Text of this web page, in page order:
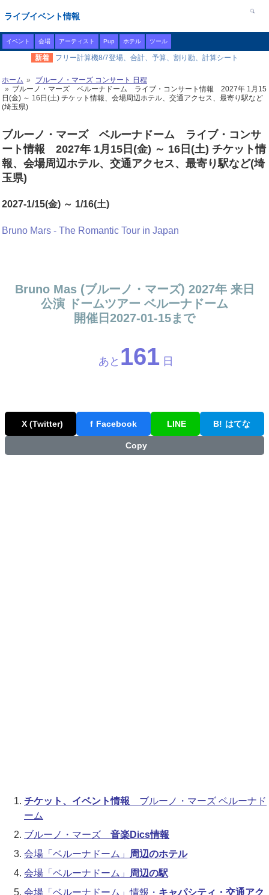
ライブイベント情報
イベント 会場 アーティスト Pup ホテル ツール
新着 フリー計算機8/7登場、合計、予算、割り勘、計算シート
ホーム
ブルーノ・マーズ コンサート 日程
ブルーノ・マーズ ベルーナドーム ライブ・コンサート情報 2027年 1月15
日(金) ～ 16日(土) チケット情報、会場周辺ホテル、交通アクセス、最寄り駅など
(埼玉県)
ブルーノ・マーズ ベルーナドーム ライブ・コンサ
ート情報 2027年 1月15日(金) ～ 16日(土) チケット情
報、会場周辺ホテル、交通アクセス、最寄り駅など(埼
玉県)
2027-1/15(金) ～ 1/16(土)
Bruno Mars - The Romantic Tour in Japan
Bruno Mas (ブルーノ・マーズ) 2027年 来日
公演 ドームツアー ベルーナドーム
開催日2027-01-15まで
あと 161 日
X (Twitter) f Facebook LINE B! はてな
Copy
チケット、イベント情報 ブルーノ・マーズ ベルーナド
ーム
ブルーノ・マーズ 音楽Dics情報
会場「ベルーナドーム」
周辺のホテル
会場「ベルーナドーム」
周辺の駅
会場「ベルーナドーム」情報・ キャパシティ・交通アク